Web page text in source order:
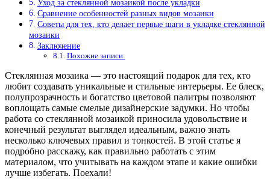
Уход за стеклянной мозаикой после укладки
Сравнение особенностей разных видов мозаики
Советы для тех, кто делает первые шаги в укладке стеклянной
мозаики
Заключение
Похожие записи:
Стеклянная мозаика — это настоящий подарок для тех, кто
любит создавать уникальные и стильные интерьеры. Ее блеск,
полупрозрачность и богатство цветовой палитры позволяют
воплощать самые смелые дизайнерские задумки. Но чтобы
работа со стеклянной мозаикой приносила удовольствие и
конечный результат выглядел идеальным, важно знать
несколько ключевых правил и тонкостей. В этой статье я
подробно расскажу, как правильно работать с этим
материалом, что учитывать на каждом этапе и какие ошибки
лучше избегать. Поехали!